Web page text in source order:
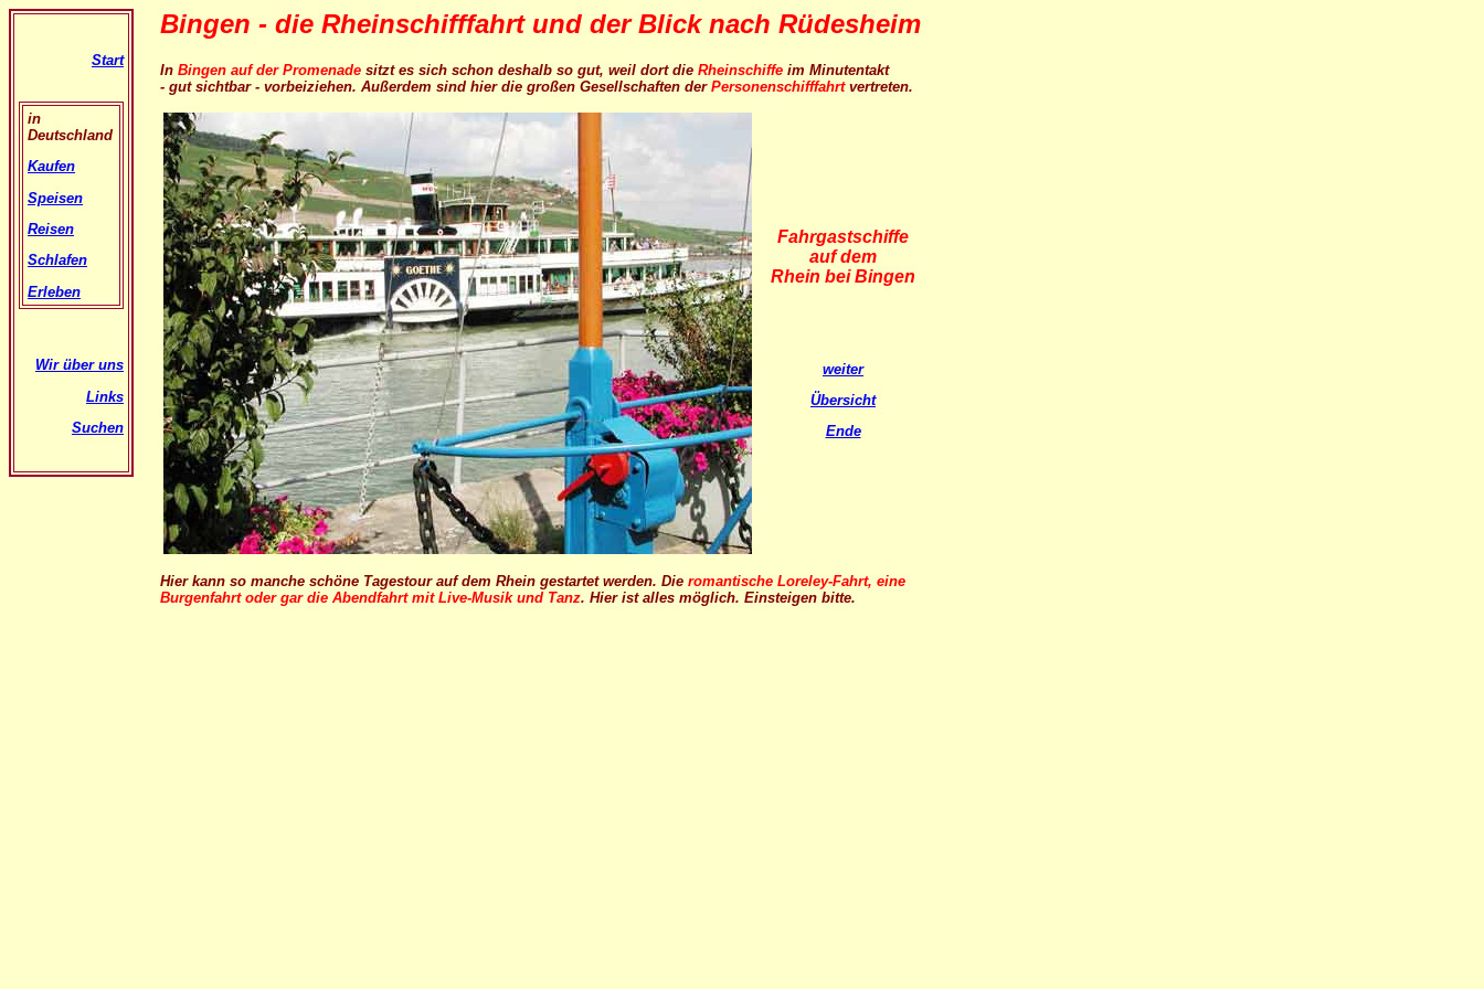
Start
in
Deutschland
Kaufen
Speisen
Reisen
Schlafen
Erleben
Wir über uns
Links
Suchen
Bingen - die Rheinschifffahrt und der Blick nach Rüdesheim
In Bingen auf der Promenade sitzt es sich schon deshalb so gut, weil dort die Rheinschiffe im Minutentakt
- gut sichtbar - vorbeiziehen. Außerdem sind hier die großen Gesellschaften der Personenschifffahrtvertreten.
Fahrgastschiffe
auf dem
Rhein bei Bingen
weiter
Übersicht
Ende
Hier kann so manche schöne Tagestour auf dem Rhein gestartet werden. Die romantische Loreley-Fahrt, eine
Burgenfahrt oder gar die Abendfahrt mit Live-Musik und Tanz. Hier ist alles möglich. Einsteigen bitte.